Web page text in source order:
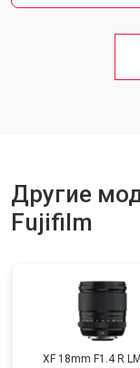
Другие
Fujifilm
XF 18mm F1.4 R